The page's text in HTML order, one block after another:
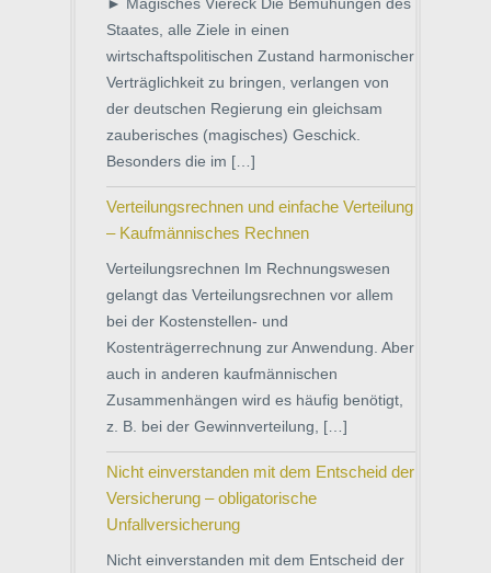
Staates, alle Ziele in einen
wirtschaftspolitischen Zustand harmonischer
Verträglichkeit zu bringen, verlangen von
der deutschen Regierung ein gleichsam
zauberisches (magisches) Geschick.
Besonders die im […]
Verteilungsrechnen und einfache Verteilung
– Kaufmännisches Rechnen
Verteilungsrechnen Im Rechnungswesen
gelangt das Verteilungsrechnen vor allem
bei der Kostenstellen- und
Kostenträgerrechnung zur Anwendung. Aber
auch in anderen kaufmännischen
Zusammenhängen wird es häufig benötigt,
z. B. bei der Gewinnverteilung, […]
Nicht einverstanden mit dem Entscheid der
Versicherung – obligatorische
Unfallversicherung
Nicht einverstanden mit dem Entscheid der